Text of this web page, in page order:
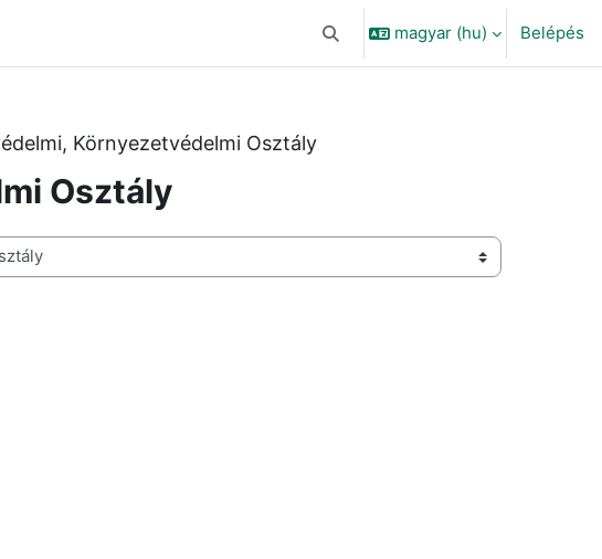
Keresési bemeneti adatok váltása
magyar ‎(hu)‎ Belépés
Környezetvédelmi Osztály
Osztály